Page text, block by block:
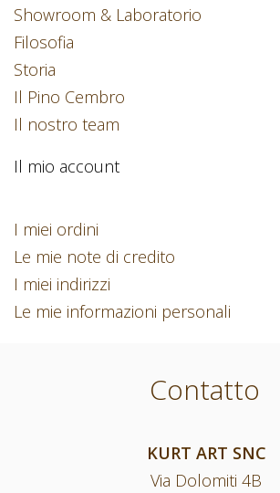
Showroom & Laboratorio
Filosofia
Storia
Il Pino Cembro
Il nostro team
Il mio account
I miei ordini
Le mie note di credito
I miei indirizzi
Le mie informazioni personali
Contatto
KURT ART SNC
Via Dolomiti 4B